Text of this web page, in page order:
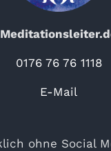
0176 76 76 1118
E-Mail
ohne Social